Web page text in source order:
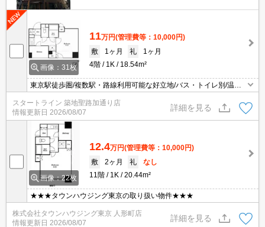
画像：31枚
11万円(管理費等：10,000円)
敷
1ヶ月 礼
1ヶ月
4階
1K 18.54m²
東京駅徒歩圏/複数駅・路線利用可能な好立地/バス・トイレ別/温水
洗浄便座あり/エアコンあり/角部屋
スタートライン 築地聖路加通り店
情報更新日 2026/08/07
詳細を見る
画像：22枚
12.4万円(管理費等：10,000円)
敷
2ヶ月 礼
なし
11階
1K 20.44m²
★★★タウンハウジング東京の取り扱い物件★★★
株式会社タウンハウジング東京 人形町店
情報更新日 2026/08/07
詳細を見る